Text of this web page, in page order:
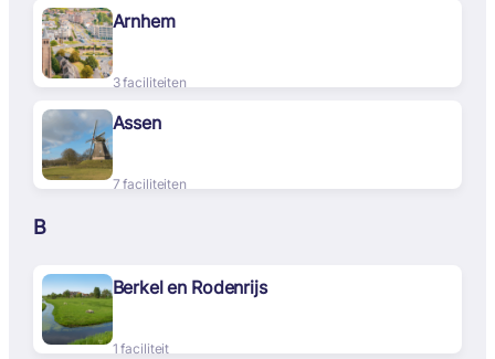
Arnhem
3 faciliteiten
Assen
7 faciliteiten
B
Berkel en Rodenrijs
1 faciliteit